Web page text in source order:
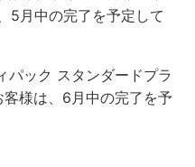
5月中の完了を予定して
ック スタンダードプラ
様は、6月中の完了を予